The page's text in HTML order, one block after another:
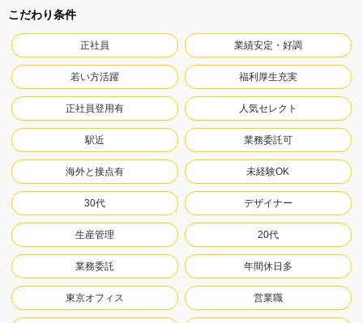
こだわり条件
正社員 業績安定・好調
若い方活躍 福利厚生充実
正社員登用有 人気セレクト
駅近 業務委託可
海外と接点有 未経験OK
30代 デザイナー
生産管理 20代
業務委託 年間休日多
東京オフィス 営業職